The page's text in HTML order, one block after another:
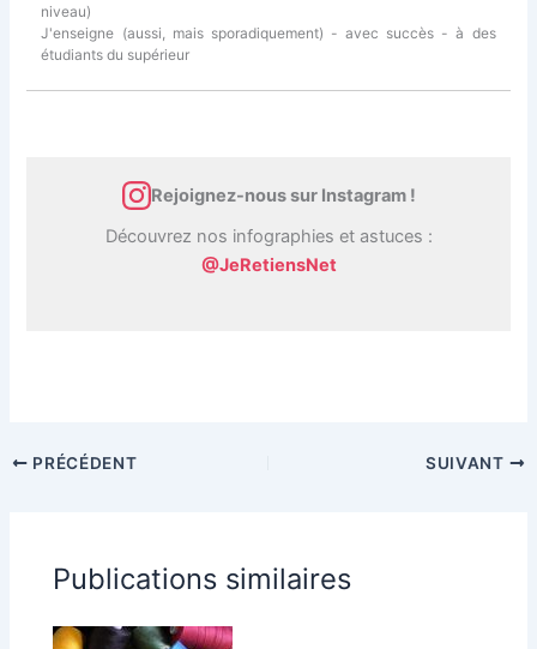
niveau)
J'enseigne (aussi, mais sporadiquement) - avec succès - à des
étudiants du supérieur
Rejoignez-nous sur Instagram !
Découvrez nos infographies et astuces :
@JeRetiensNet
PRÉCÉDENT SUIVANT
Publications similaires